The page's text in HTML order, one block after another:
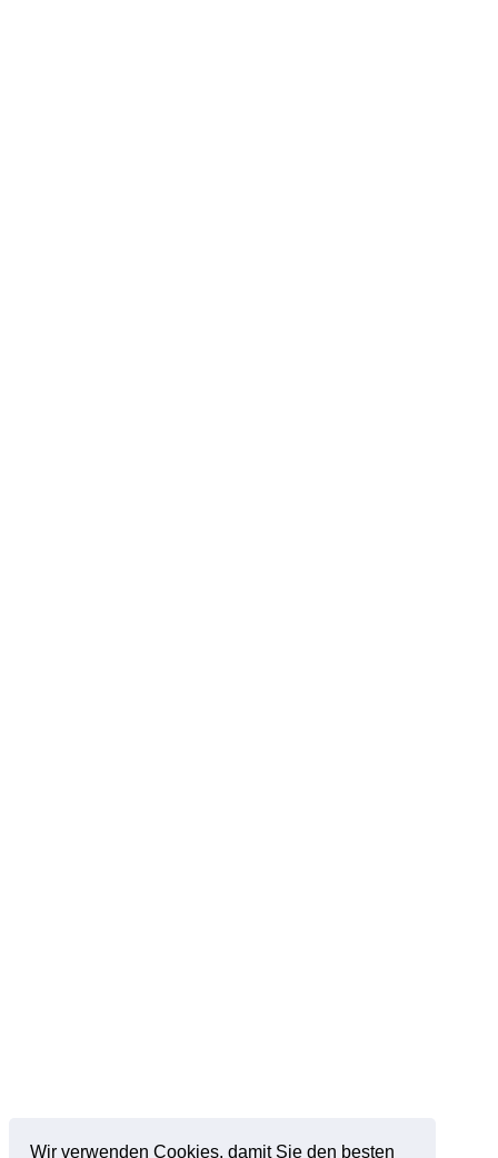
Wir verwenden Cookies, damit Sie den besten